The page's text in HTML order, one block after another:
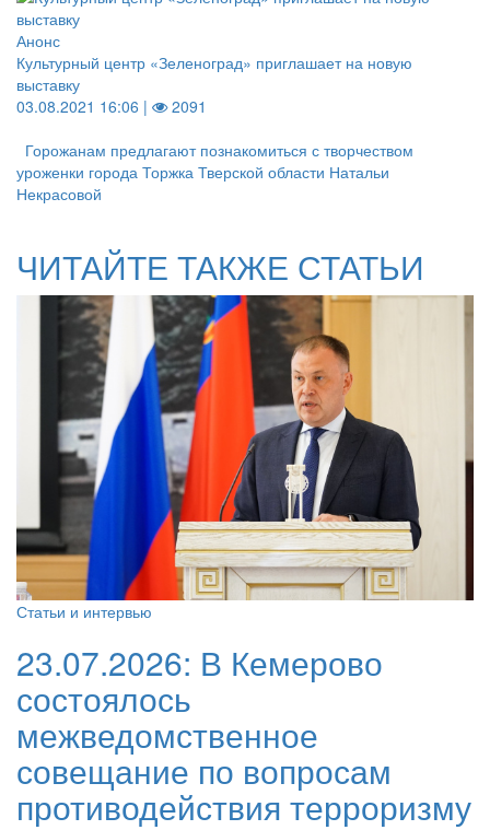
Анонс
Культурный центр «Зеленоград» приглашает на новую
выставку
03.08.2021 16:06 |
2091
Горожанам предлагают познакомиться с творчеством
уроженки города Торжка Тверской области Натальи
Некрасовой
ЧИТАЙТЕ ТАКЖЕ СТАТЬИ
Статьи и интервью
23.07.2026: В Кемерово
состоялось
межведомственное
совещание по вопросам
противодействия терроризму